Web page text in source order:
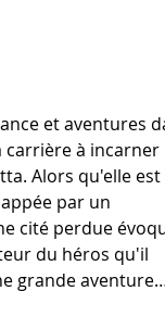
et aventures
carrière à incarner
Alors qu'elle est
par un
cité perdue
du héros qu'il
grande